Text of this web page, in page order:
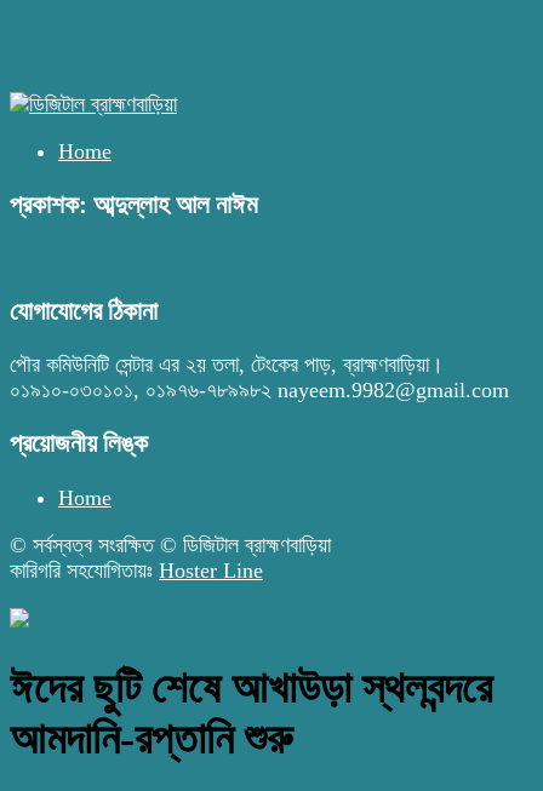
Home
প্রকাশক: আব্দুল্লাহ আল নাঈম
যোগাযোগের ঠিকানা
পৌর কমিউনিটি সেন্টার এর ২য় তলা, টেংকের পাড়, ব্রাহ্মণবাড়িয়া।
০১৯১০-০৩০১০১, ০১৯৭৬-৭৮৯৯৮২ nayeem.9982@gmail.com
প্রয়োজনীয় লিঙ্ক
Home
© সর্বস্বত্ব সংরক্ষিত © ডিজিটাল ব্রাহ্মণবাড়িয়া
কারিগরি সহযোগিতায়ঃ Hoster Line
ঈদের ছুটি শেষে আখাউড়া স্থলবন্দরে
আমদানি-রপ্তানি শুরু